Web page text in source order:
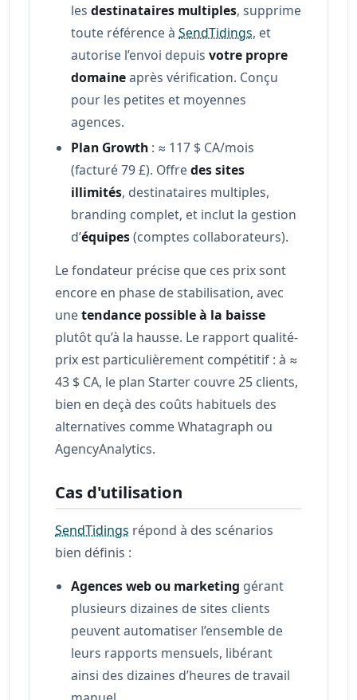
lesdestinataires multiples, supprime
toute référence àSendTidings, et
autorise l’envoi depuisvotre propre
domaineaprès vérification. Conçu
pour les petites et moyennes
agences.
Plan Growth : ≈ 117 $ CA/mois
(facturé 79 £). Offredes sites
illimités, destinataires multiples,
branding complet, et inclut la gestion
d’équipes(comptes collaborateurs).
Le fondateur précise que ces prix sont
encore en phase de stabilisation, avec
unetendance possible à la baisse
plutôt qu’à la hausse. Le rapport qualité-
prix est particulièrement compétitif : à ≈
43 $ CA, le plan Starter couvre 25 clients,
bien en deçà des coûts habituels des
alternatives comme Whatagraph ou
AgencyAnalytics.
Cas d'utilisation
SendTidings répond à des scénarios
bien définis :
Agences web ou marketing gérant
plusieurs dizaines de sites clients
peuvent automatiser l’ensemble de
leurs rapports mensuels, libérant
ainsi des dizaines d’heures de travail